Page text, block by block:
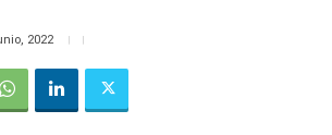
2022